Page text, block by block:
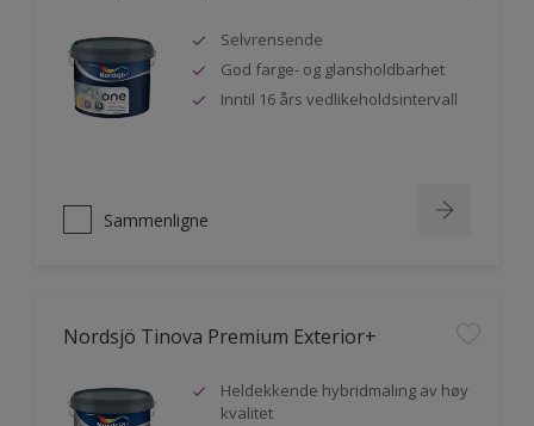
Selvrensende
God farge- og glansholdbarhet
Inntil 16 års vedlikeholdsintervall
Sammenligne
Nordsjö Tinova Premium Exterior+
Heldekkende hybridmaling av høy
kvalitet